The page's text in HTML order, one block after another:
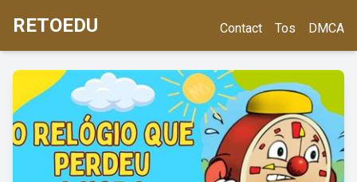
RETOEDU Contact Tos DMCA